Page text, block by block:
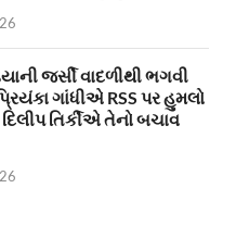
જર્સી વાદળીથી ભગવી
ગાંધીએ RSS પર હુમલો
તિર્કીએ તેનો બચાવ